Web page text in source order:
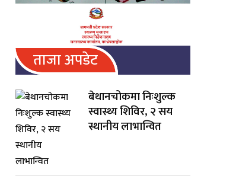
ताजा अपडेट
बेथानचोकमा निःशुल्क
स्वास्थ्य शिविर, २ सय
स्थानीय लाभान्वित